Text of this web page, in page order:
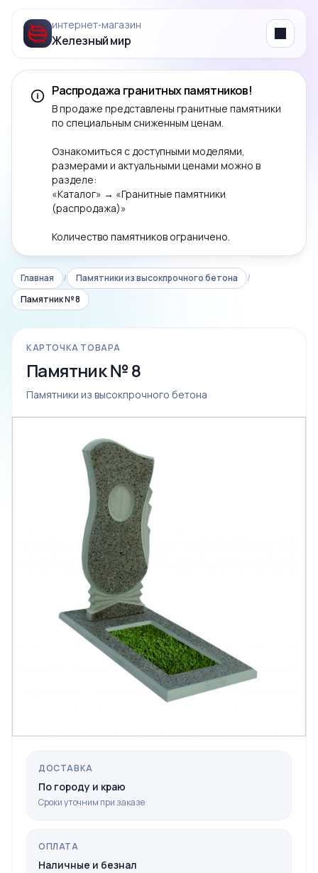
интернет‑магазин
Железный мир Menu
Распродажа гранитных памятников!
В продаже представлены гранитные памятники
по специальным сниженным ценам.
Ознакомиться с доступными моделями,
размерами и актуальными ценами можно в
разделе:
«Каталог» → «Гранитные памятники
(распродажа)»
Количество памятников ограничено.
Главная / Памятники из высокпрочного бетона
/
Памятник № 8
КАРТОЧКА ТОВАРА
Памятник № 8
Памятники из высокпрочного бетона
ДОСТАВКА
По городу и краю
Сроки уточним при заказе
ОПЛАТА
Наличные и безнал